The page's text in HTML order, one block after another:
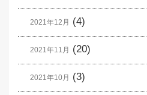
2021年12月 (4)
2021年11月 (20)
2021年10月 (3)